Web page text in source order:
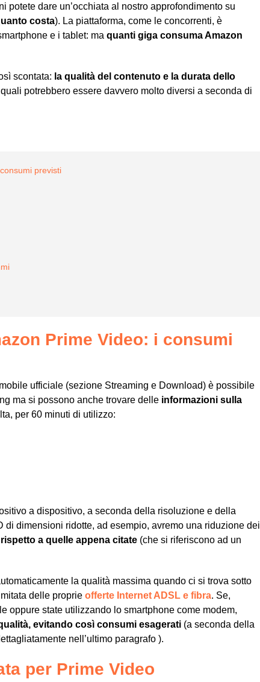
potete dare un’occhiata al nostro approfondimento su
costa). La piattaforma, come le concorrenti, è
e i tablet: ma quanti giga consuma Amazon
scontata: la qualità del contenuto e la durata dello
potrebbero essere davvero molto diversi a seconda di
previsti
Prime Video: i consumi
ufficiale (sezione Streaming e Download) è possibile
ma si possono anche trovare delle informazioni sulla
per 60 minuti di utilizzo:
a dispositivo, a seconda della risoluzione e della
dimensioni ridotte, ad esempio, avremo una riduzione dei
a quelle appena citate (che si riferiscono ad un
la qualità massima quando ci si trova sotto
delle proprie offerte Internet ADSL e fibra. Se,
oppure state utilizzando lo smartphone come modem,
evitando così consumi esagerati (a seconda della
nell’ultimo paragrafo ).
per Prime Video